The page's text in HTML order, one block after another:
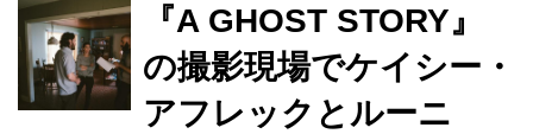
の犯行スタイルはいわゆる強盗のイメ
ージを覆すような、 発砲もしなければ
暴力も振るわない、礼儀正しい紳士的
な老人だったー。 この実在の人物であ
『A GHOST STORY』
の撮影現場でケイシー・
アフレックとルーニ